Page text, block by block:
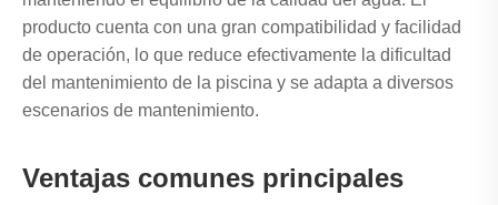
producto cuenta con una gran compatibilidad y facilidad
de operación, lo que reduce efectivamente la dificultad
del mantenimiento de la piscina y se adapta a diversos
escenarios de mantenimiento.
Ventajas comunes principales